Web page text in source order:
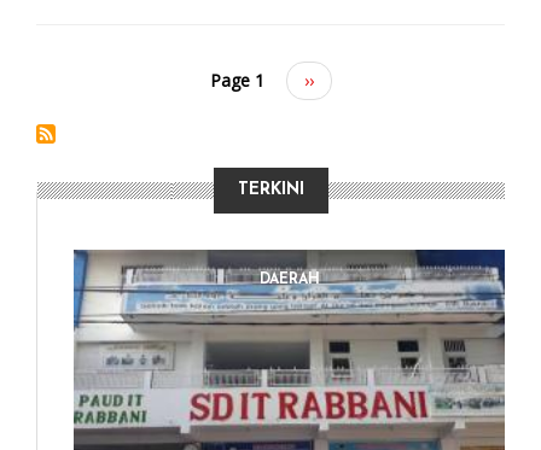
Page 1
Next
page
››
TERKINI
DAERAH